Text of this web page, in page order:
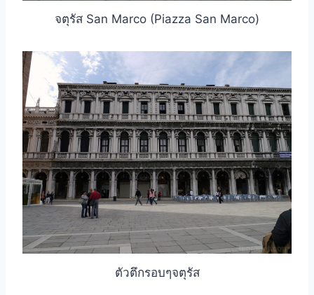
จตุรัส San Marco (Piazza San Marco)
ตัวตึกรอบๆจตุรัส